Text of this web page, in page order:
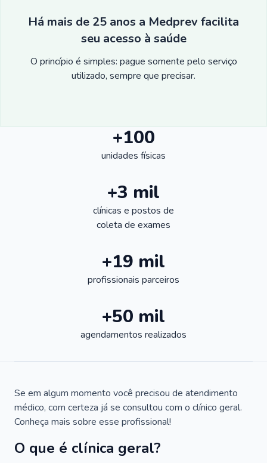
Há mais de 25 anos a Medprev facilita
seu acesso à saúde
O princípio é simples: pague somente pelo serviço
utilizado, sempre que precisar.
+100
unidades físicas
+3 mil
clínicas e postos de
coleta de exames
+19 mil
profissionais parceiros
+50 mil
agendamentos realizados
Se em algum momento você precisou de atendimento
médico, com certeza já se consultou com o clínico geral.
Conheça mais sobre esse profissional!
O que é clínica geral?